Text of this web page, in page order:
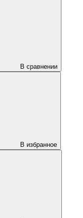
В сравнении
В избранное